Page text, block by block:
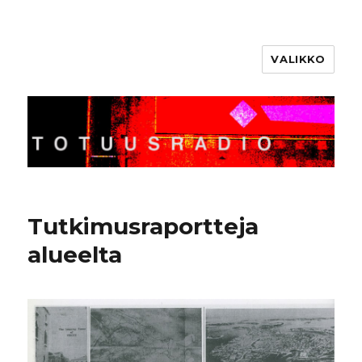
VALIKKO
Tutkimusraportteja
alueelta